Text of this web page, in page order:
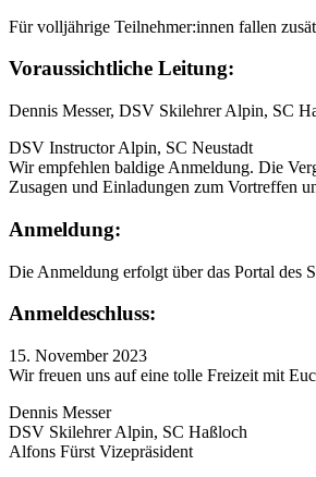
Für volljährige Teilnehmer:innen fallen
Voraussichtliche Leitung:
Dennis Messer, DSV Skilehrer Alpin, SC
DSV Instructor Alpin, SC Neustadt
Wir empfehlen baldige Anmeldung. Die
Zusagen und Einladungen zum Vortreffen
Anmeldung:
Die Anmeldung erfolgt über das Portal des
Anmeldeschluss:
15. November 2023
Wir freuen uns auf eine tolle Freizeit mit
Dennis Messer
DSV Skilehrer Alpin, SC Haßloch
Alfons Fürst Vizepräsident